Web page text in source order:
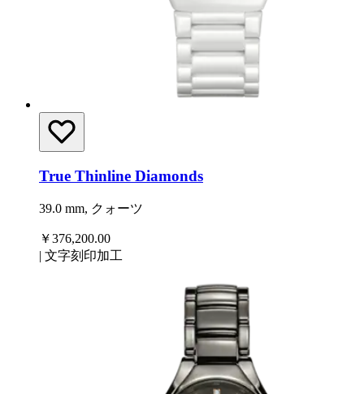
True Thinline Diamonds
39.0 mm, クォーツ
￥376,200.00
| 文字刻印加工